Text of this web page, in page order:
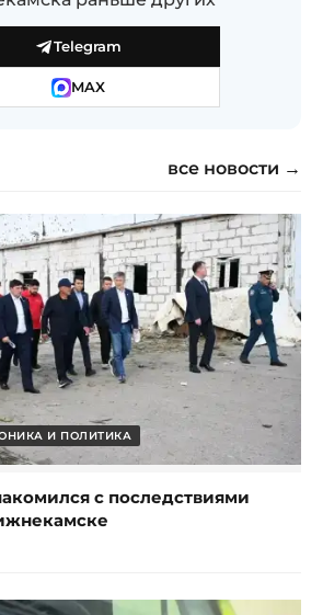
Telegram
MAX
все новости →
И ПОЛИТИКА
с последствиями